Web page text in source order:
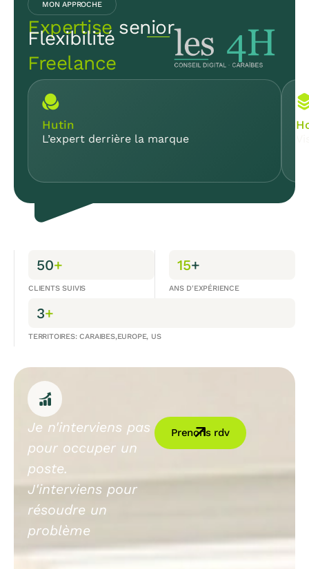
MON APPROCHE
Expertise senior
Flexibilité
Freelance
Hutin
L’expert derrière la marque
50+
CLIENTS SUIVIS
15+
ANS D'EXPÉRIENCE
3+
TERRITOIRES: CARAIBES,EUROPE, US
Je n'interviens pas
pour occuper un
poste.
J'interviens pour
résoudre un
problème
Prenons rdv